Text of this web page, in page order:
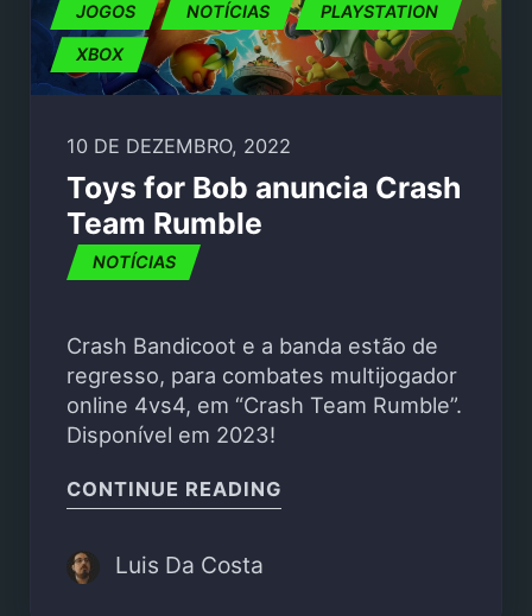
JOGOS NOTÍCIAS PLAYSTATION
XBOX
10 DE DEZEMBRO, 2022
Toys for Bob anuncia Crash
Team Rumble
NOTÍCIAS
Crash Bandicoot e a banda estão de
regresso, para combates multijogador
online 4vs4, em “Crash Team Rumble”.
Disponível em 2023!
CONTINUE READING
Luis Da Costa